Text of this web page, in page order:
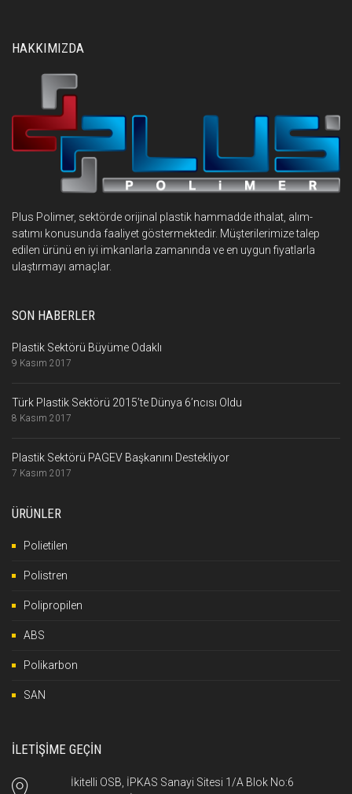
HAKKIMIZDA
Plus Polimer, sektörde orijinal plastik hammadde ithalat, alım-
satımı konusunda faaliyet göstermektedir. Müşterilerimize talep
edilen ürünü en iyi imkanlarla zamanında ve en uygun fiyatlarla
ulaştırmayı amaçlar.
SON HABERLER
Plastik Sektörü Büyüme Odaklı
9 Kasım 2017
Türk Plastik Sektörü 2015’te Dünya 6’ncısı Oldu
8 Kasım 2017
Plastik Sektörü PAGEV Başkanını Destekliyor
7 Kasım 2017
ÜRÜNLER
Polietilen
Polistren
Polipropilen
ABS
Polikarbon
SAN
İLETİŞİME GEÇİN
İkitelli OSB, İPKAS Sanayi Sitesi 1/A Blok No:6